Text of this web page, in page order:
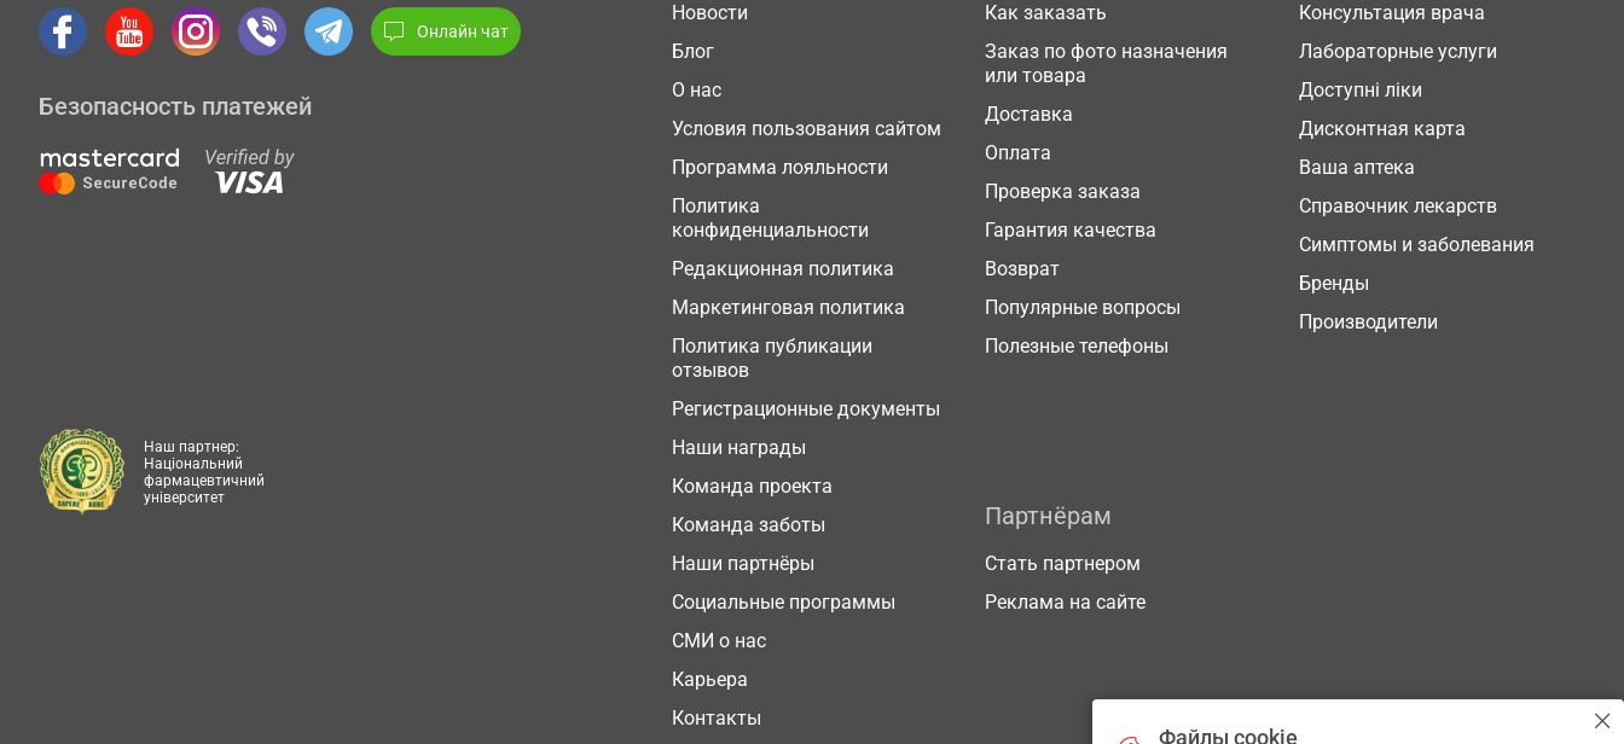
Онлайн чат
Безопасность платежей
Новости
Блог
О нас
Условия пользования сайтом
Программа лояльности
Политика
конфиденциальности
Редакционная политика
Маркетинговая политика
Политика публикации
отзывов
Регистрационные документы
Наши награды
Команда проекта
Команда заботы
Наши партнёры
Социальные программы
СМИ о нас
Карьера
Контакты
Как заказать
Заказ по фото назначения
или товара
Доставка
Оплата
Проверка заказа
Гарантия качества
Возврат
Популярные вопросы
Полезные телефоны
Консультация врача
Лабораторные услуги
Доступні ліки
Дисконтная карта
Ваша аптека
Справочник лекарств
Симптомы и заболевания
Бренды
Производители
Партнёрам
Стать партнером
Реклама на сайте
Наш партнер:
Національний
фармацевтичний
університет
Файлы cookie